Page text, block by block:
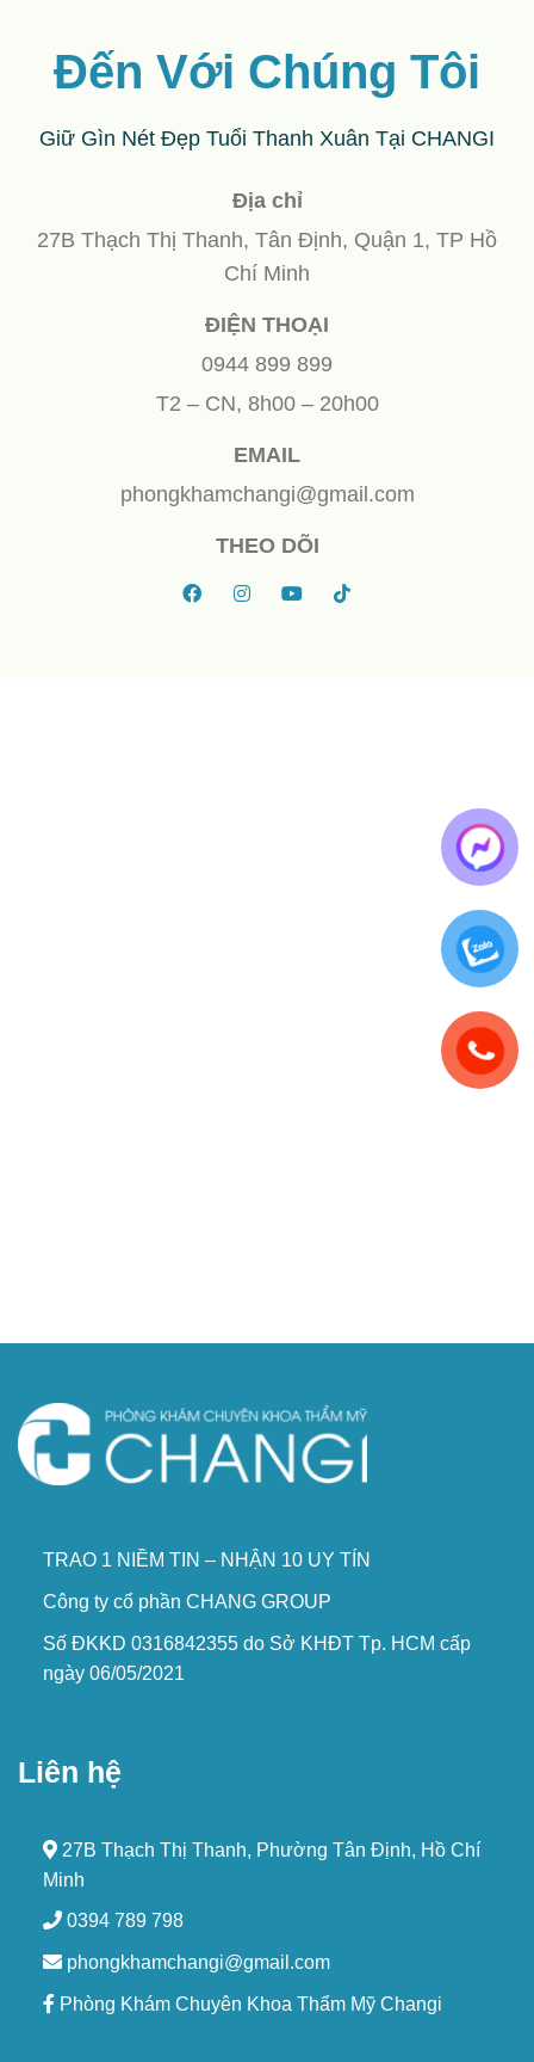
Đến Với Chúng Tôi
Giữ Gìn Nét Đẹp Tuổi Thanh Xuân Tại CHANGI
Địa chỉ
27B Thạch Thị Thanh, Tân Định, Quận 1, TP Hồ
Chí Minh
ĐIỆN THOẠI
0944 899 899
T2 – CN, 8h00 – 20h00
EMAIL
phongkhamchangi@gmail.com
THEO DÕI
TRAO 1 NIỀM TIN – NHẬN 10 UY TÍN
Công ty cổ phần CHANG GROUP
Số ĐKKD 0316842355 do Sở KHĐT Tp. HCM cấp
ngày 06/05/2021
Liên hệ
27B Thạch Thị Thanh, Phường Tân Định, Hồ Chí
Minh
0394 789 798
phongkhamchangi@gmail.com
Phòng Khám Chuyên Khoa Thẩm Mỹ Changi